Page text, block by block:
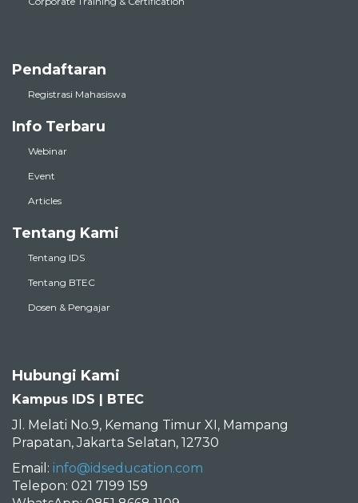
Registrasi Mahasiswa
Info Terbaru
Webinar
Event
Articles
Tentang Kami
Tentang IDS
Tentang BTEC
Dosen & Pengajar
Kampus IDS | BTEC
Jl. Melati No.9, Kemang Timur XI, Mampang
Prapatan, Jakarta Selatan, 12730
Email: info@idseducation.com
Telepon: 021 7199 159
WhatsApp: 0851 8668 1109